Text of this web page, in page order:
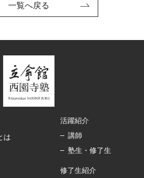
一覧へ戻る
は
活躍紹介
講師
塾生・修了生
修了生紹介